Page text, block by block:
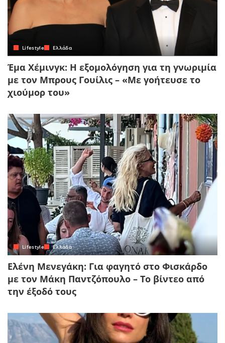
Lifestyle Ελλάδα
Έμα Χέμινγκ: Η εξομολόγηση για τη γνωριμία
με τον Μπρους Γουίλις – «Με γοήτευσε το
χιούμορ του»
Lifestyle Ελλάδα
Ελένη Μενεγάκη: Για φαγητό στο Φισκάρδο
με τον Μάκη Παντζόπουλο – Το βίντεο από
την έξοδό τους